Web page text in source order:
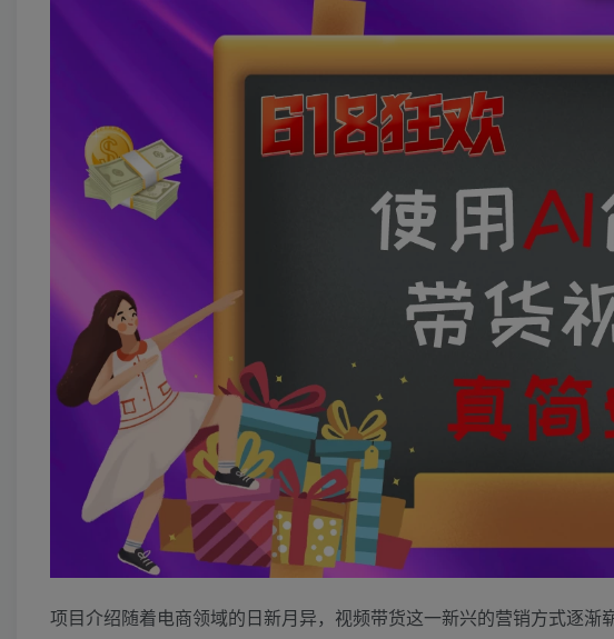
项目介绍随着电商领域的日新月异，视频带货这一新兴的营销方式逐